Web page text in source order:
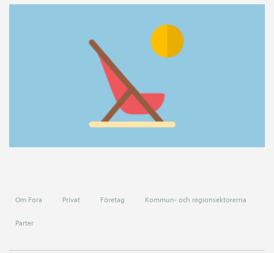
Om Fora Privat Företag Kommun- och regionsektorerna
Parter